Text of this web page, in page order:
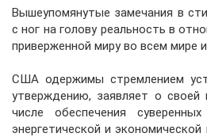
Вышеупомянутые замечания в
с ног на голову реальность в
приверженной миру во всем мире
США одержимы стремлением
утверждению, заявляет о
числе обеспечения
энергетической и